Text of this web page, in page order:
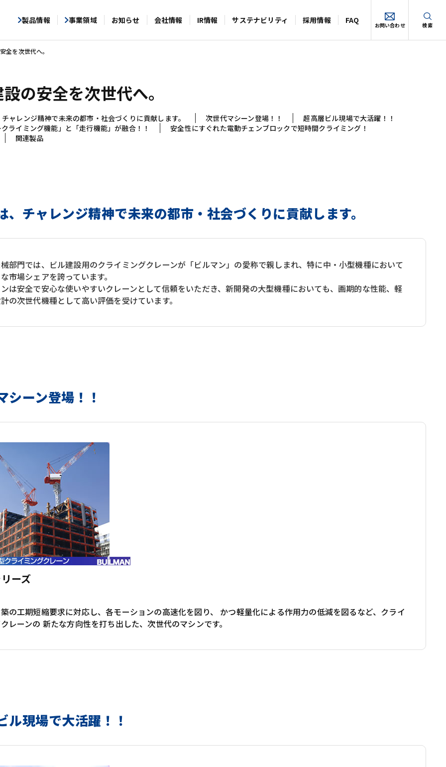
製品情報 事業領域 お知らせ 会社情報 IR情報 サステナビリティ 採用情報 FAQ お問い合わせ 検索
全を次世代へ。
の安全を次世代へ。
ャレンジ精神で未来の都市・社会づくりに貢献します。 次世代マシーン登場！！
超高層ビル現場で大活躍！！
ライミング機能」と「走行機能」が融合！！
安全性にすぐれた電動チェンブロックで短時間クライミング！
関連製品
、チャレンジ精神で未来の都市・社会づくりに貢献します。
部門では、ビル建設用のクライミングクレーンが「ビルマン」の愛称で親しまれ、特に中・小型機種において
市場シェアを誇っています。
は安全で安心な使いやすいクレーンとして信頼をいただき、新開発の大型機種においても、画期的な性能、軽
の次世代機種として高い評価を受けています。
シーン登場！！
ーズ
の工期短縮要求に対応し、各モーションの高速化を図り、 かつ軽量化による作用力の低減を図るなど、クライ
レーンの 新たな方向性を打ち出した、次世代のマシンです。
ル現場で大活躍！！